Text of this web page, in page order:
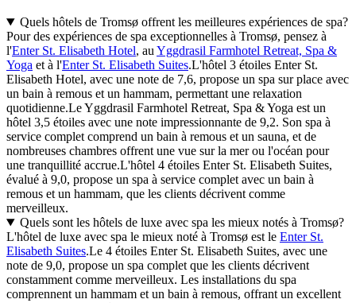
Quels hôtels de Tromsø offrent les meilleures expériences de spa?
Pour des expériences de spa exceptionnelles à Tromsø, pensez à
l'Enter St. Elisabeth Hotel, au Yggdrasil Farmhotel Retreat, Spa &
Yoga et à l'Enter St. Elisabeth Suites.L'hôtel 3 étoiles Enter St.
Elisabeth Hotel, avec une note de 7,6, propose un spa sur place avec
un bain à remous et un hammam, permettant une relaxation
quotidienne.Le Yggdrasil Farmhotel Retreat, Spa & Yoga est un
hôtel 3,5 étoiles avec une note impressionnante de 9,2. Son spa à
service complet comprend un bain à remous et un sauna, et de
nombreuses chambres offrent une vue sur la mer ou l'océan pour
une tranquillité accrue.L'hôtel 4 étoiles Enter St. Elisabeth Suites,
évalué à 9,0, propose un spa à service complet avec un bain à
remous et un hammam, que les clients décrivent comme
merveilleux.
Quels sont les hôtels de luxe avec spa les mieux notés à Tromsø?
L'hôtel de luxe avec spa le mieux noté à Tromsø est le Enter St.
Elisabeth Suites.Le 4 étoiles Enter St. Elisabeth Suites, avec une
note de 9,0, propose un spa complet que les clients décrivent
constamment comme merveilleux. Les installations du spa
comprennent un hammam et un bain à remous, offrant un excellent